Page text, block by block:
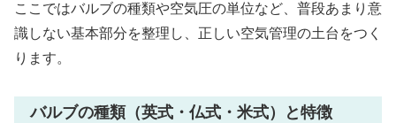
ここではバルブの種類や空気圧の単位など、普段あまり意
識しない基本部分を整理し、正しい空気管理の土台をつく
ります。
バルブの種類（英式・仏式・米式）と特徴